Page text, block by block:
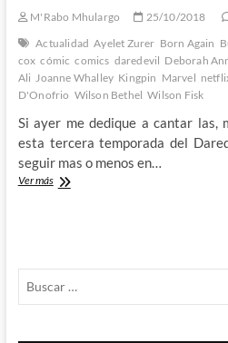
Born
Again
M'Rabo Mhulargo 25/10/2018
Actualidad Ayelet Zurer Born Again
cox cómic comics daredevil Deborah
Ali Joanne Whalley Kingpin Marvel
D'Onofrio Wilson Bethel Wilson Fisk
Si ayer me dedique a cantar las,
esta tercera temporada del
seguir mas o menos en…
Ver másDaredevil
ultima